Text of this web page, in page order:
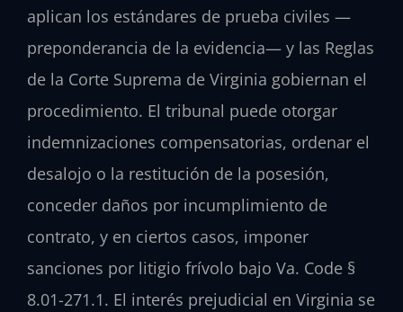
aplican los estándares de prueba civiles —
preponderancia de la evidencia— y las Reglas
de la Corte Suprema de Virginia gobiernan el
procedimiento. El tribunal puede otorgar
indemnizaciones compensatorias, ordenar el
desalojo o la restitución de la posesión,
conceder daños por incumplimiento de
contrato, y en ciertos casos, imponer
sanciones por litigio frívolo bajo Va. Code §
8.01-271.1. El interés prejudicial en Virginia se